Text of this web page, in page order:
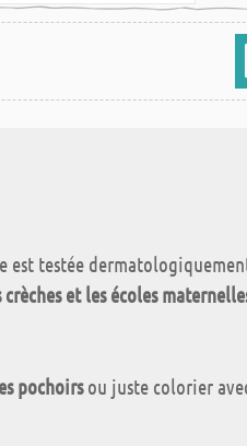
est testée
et les écoles
pochoirsou juste colorier